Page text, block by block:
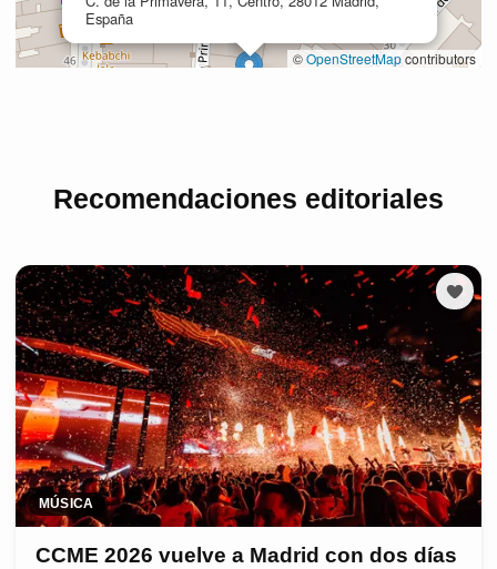
Recomendaciones editoriales
MÚSICA
CCME 2026 vuelve a Madrid con dos días